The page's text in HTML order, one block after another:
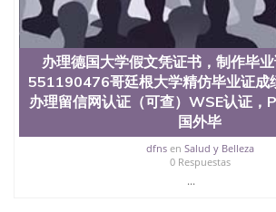
公司专业制作、办理、仿制、成绩单文
教育部学历学位认证、毕业证、成绩单
文凭、假文凭假毕业证假学历书制作
理、仿制学位证书、毕业证文凭、文
证认证、留服认证、使馆认证、使馆
回国人员证明、留学生认证、学历认
位认证、留学生学历认证、留学生学位
凭学历、美国文凭学历、澳洲文凭学
学历、新西兰学历认证等q:551190476
办理德国大学假文凭证书，制作毕
551190476哥廷根大学精仿毕业证成
办理留信网认证（可查）WSE认证，
国外毕
dfnsen Salud y Belleza
0 Respuestas
...